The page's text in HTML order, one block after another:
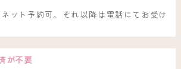
ット予約可。それ以降は電話にてお受け
が不要